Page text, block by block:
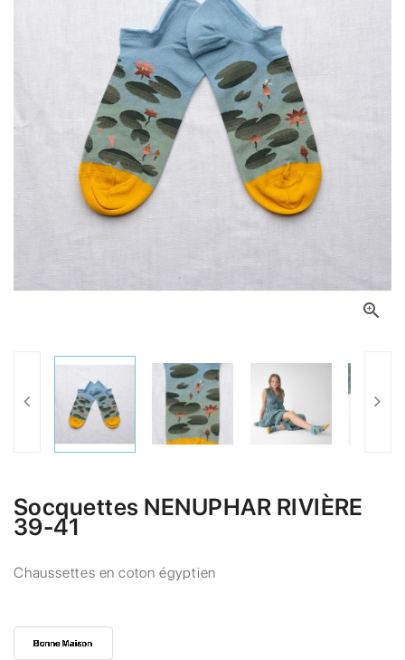

Socquettes NENUPHAR RIVIÈRE
39-41
Chaussettes en coton égyptien